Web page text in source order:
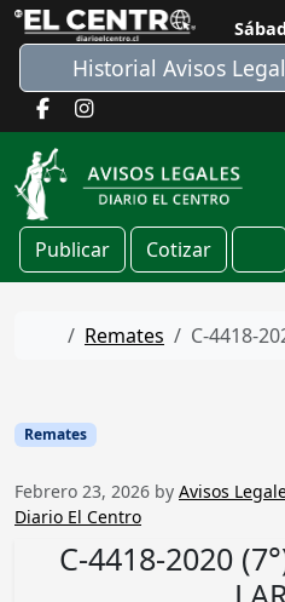
Skip to content
Historial Avisos
Publicar Cotizar
Cart
Home
Remates C-4418-
Remates
Febrero 23, 2026 by Avisos
Diario El Centro
C-4418-2020